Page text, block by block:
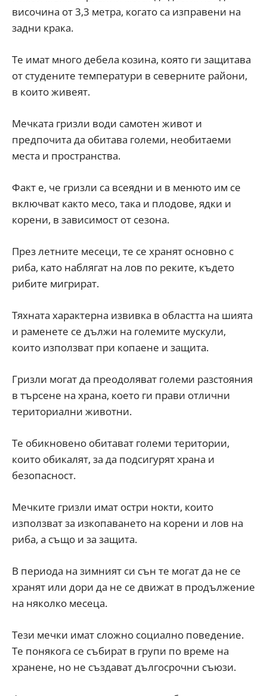
височина от 3,3 метра, когато са изправени на
задни крака.
Те имат много дебела козина, която ги защитава
от студените температури в северните райони,
в които живеят.
Мечката гризли води самотен живот и
предпочита да обитава големи, необитаеми
места и пространства.
Факт е, че гризли са всеядни и в менюто им се
включват както месо, така и плодове, ядки и
корени, в зависимост от сезона.
През летните месеци, те се хранят основно с
риба, като наблягат на лов по реките, където
рибите мигрират.
Тяхната характерна извивка в областта на шията
и раменете се дължи на големите мускули,
които използват при копаене и защита.
Гризли могат да преодоляват големи разстояния
в търсене на храна, което ги прави отлични
териториални животни.
Те обикновено обитават големи територии,
които обикалят, за да подсигурят храна и
безопасност.
Мечките гризли имат остри нокти, които
използват за изкопаването на корени и лов на
риба, а също и за защита.
В периода на зимният си сън те могат да не се
хранят или дори да не се движат в продължение
на няколко месеца.
Тези мечки имат сложно социално поведение.
Те понякога се събират в групи по време на
хранене, но не създават дългосрочни съюзи.